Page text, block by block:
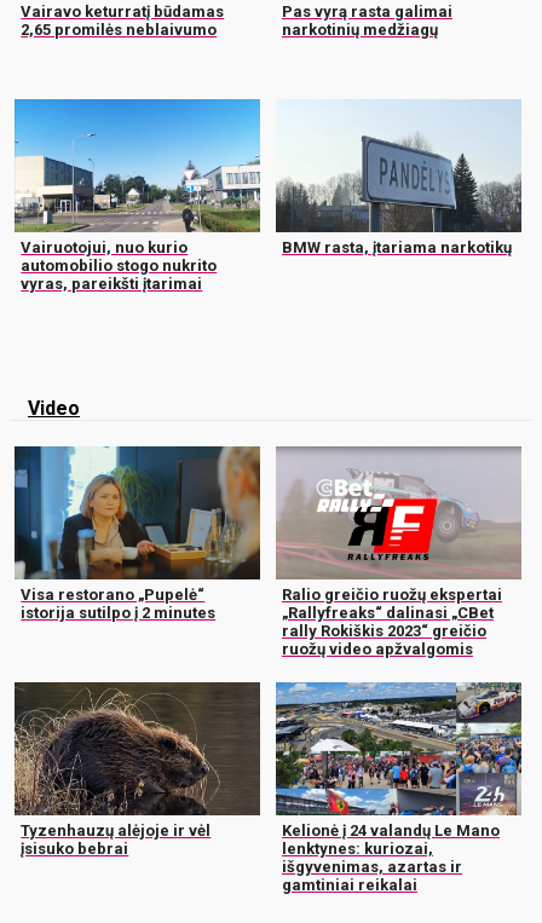
Vairavo keturratį būdamas
2,65 promilės neblaivumo
Pas vyrą rasta galimai
narkotinių medžiagų
Vairuotojui, nuo kurio
automobilio stogo nukrito
vyras, pareikšti įtarimai
BMW rasta, įtariama narkotikų
Video
Visa restorano „Pupelė“
istorija sutilpo į 2 minutes
Ralio greičio ruožų ekspertai
„Rallyfreaks“ dalinasi „CBet
rally Rokiškis 2023“ greičio
ruožų video apžvalgomis
Tyzenhauzų alėjoje ir vėl
įsisuko bebrai
Kelionė į 24 valandų Le Mano
lenktynes: kuriozai,
išgyvenimas, azartas ir
gamtiniai reikalai